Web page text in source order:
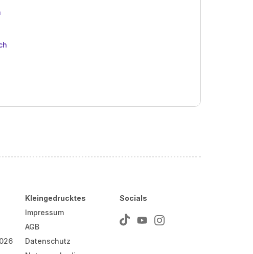
Kleingedrucktes
Impressum
AGB
Datenschutz
Socials